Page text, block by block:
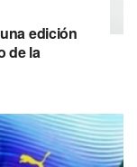
edición
de la